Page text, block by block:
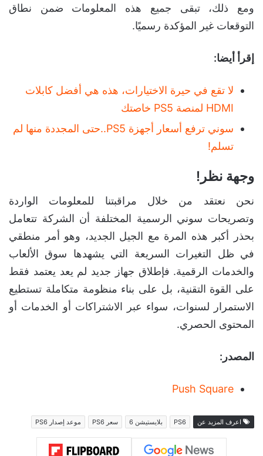
ومع ذلك، تبقى جميع هذه المعلومات ضمن نطاق
التوقعات غير المؤكدة رسميًا.
إقرأ أيضا:
لا تقع في حيرة الاختيارات، هذه هي أفضل كابلات
HDMI لمنصة PS5 خاصتك
سوني ترفع أسعار أجهزة PS5..حتى المجددة منها لم
تسلم!
وجهة نظر!
نحن نعتقد من خلال مراقبتنا للمعلومات الواردة
وتصريحات سوني الرسمية المختلفة أن الشركة تتعامل
بحذر أكبر هذه المرة مع الجيل الجديد، وهو أمر منطقي
في ظل التغيرات السريعة التي يشهدها سوق الألعاب
والخدمات الرقمية. فإطلاق جهاز جديد لم يعد يعتمد فقط
على القوة التقنية، بل على بناء منظومة متكاملة تستطيع
الاستمرار لسنوات، سواء عبر الاشتراكات أو الخدمات أو
المحتوى الحصري.
المصدر:
Push Square
اعرف المزيد عن PS6 بلايستيشن 6 سعر PS6 موعد إصدار PS6